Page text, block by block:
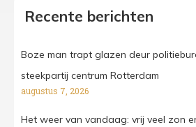
Recente berichten
Boze man trapt glazen deur
steekpartij centrum Rotterdam
augustus 7, 2026
Het weer van vandaag: vrij veel zon